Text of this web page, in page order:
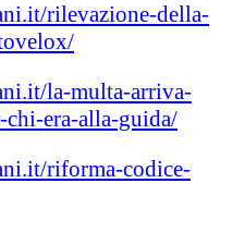
rilevazione-della-
la-multa-arriva-
era-alla-guida/
riforma-codice-